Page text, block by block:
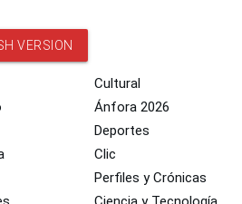
VERSION
Cultural
Ánfora 2026
Deportes
Clic
Perfiles y Crónicas